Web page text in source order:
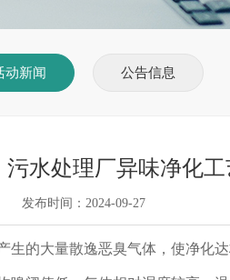
动新闻 公告信息
污水处理厂异味净化工
发布时间：2024-09-27
的大量散逸恶臭气体，使净化达